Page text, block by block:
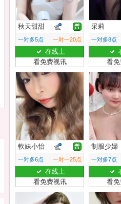
秋天甜甜
一对多5点 一对一20点
在线上
看免费视讯
采莉
一对多8点
看
軟妹小怡
一对多6点 一对一25点
在线上
看免费视讯
制服少婦
一对多7点
看